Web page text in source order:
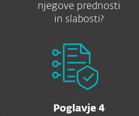
njegove prednosti
in slabosti?
Poglavje 4